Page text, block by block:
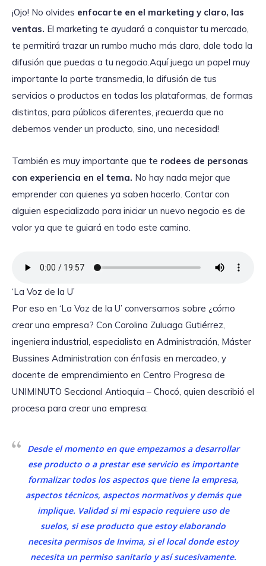
¡Ojo! No olvides enfocarte en el marketing y claro, las
ventas. El marketing te ayudará a conquistar tu mercado,
te permitirá trazar un rumbo mucho más claro, dale toda la
difusión que puedas a tu negocio.Aquí juega un papel muy
importante la parte transmedia, la difusión de tus
servicios o productos en todas las plataformas, de formas
distintas, para públicos diferentes, ¡recuerda que no
debemos vender un producto, sino, una necesidad!
También es muy importante que te rodees de personas
con experiencia en el tema. No hay nada mejor que
emprender con quienes ya saben hacerlo. Contar con
alguien especializado para iniciar un nuevo negocio es de
valor ya que te guiará en todo este camino.
‘La Voz de la U’
Por eso en ‘La Voz de la U’ conversamos sobre ¿cómo
crear una empresa? Con Carolina Zuluaga Gutiérrez,
ingeniera industrial, especialista en Administración, Máster
Bussines Administration con énfasis en mercadeo, y
docente de emprendimiento en Centro Progresa de
UNIMINUTO Seccional Antioquia – Chocó, quien describió el
procesa para crear una empresa:
Desde el momento en que empezamos a desarrollar
ese producto o a prestar ese servicio es importante
formalizar todos los aspectos que tiene la empresa,
aspectos técnicos, aspectos normativos y demás que
implique. Validad si mi espacio requiere uso de
suelos, si ese producto que estoy elaborando
necesita permisos de Invima, si el local donde estoy
necesita un permiso sanitario y así sucesivamente.